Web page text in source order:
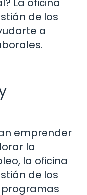
La oficina
de los
a
emprender
la
la oficina
de los
programas